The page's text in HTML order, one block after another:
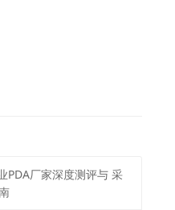
PDA⼚家深度测评与 采